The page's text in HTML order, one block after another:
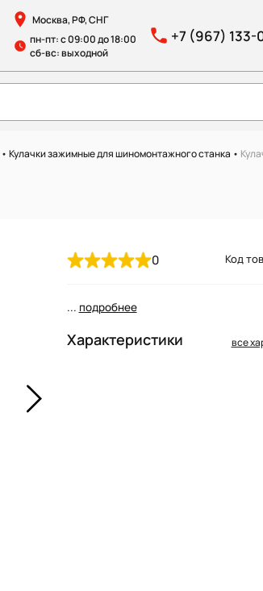
Москва, РФ, СНГ
пн-пт: с 09:00 до 18:00
сб-вс: выходной
+7 (967) 133-
•Кулачки зажимные для шиномонтажного станка •
0 Код
... подробнее
Характеристики все